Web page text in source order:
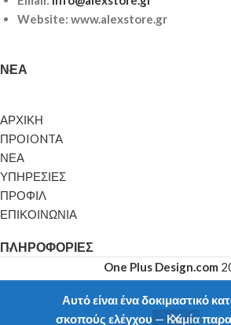
Αυτό είναι ένα δοκιμαστικό
σκοπούς ελέγχου — Καμία
Website: www.alexstore.gr
ΝΈΑ
ΑΡΧΙΚΗ
ΠΡΟIONTA
ΝΕΑ
ΥΠΗΡΕΣΙΕΣ
ΠΡΟΦΙΛ
ΕΠΙΚΟΙΝΩΝΙΑ
ΠΛΗΡΟΦΟΡΊΕΣ
One Plus Design.com